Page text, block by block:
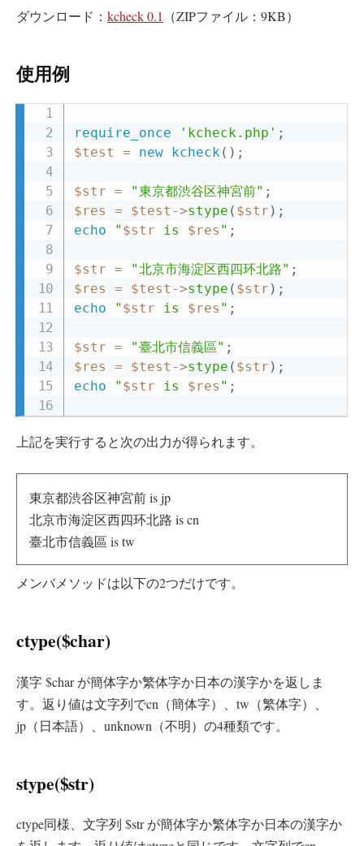
ダウンロード： kcheck 0.1 （ZIPファイル：9KB）
使用例
require_once 'kcheck.php' ;
$test
= new kcheck( ) ;
$str = "東京都渋谷区神宮前" ;
$res
= $test ->stype ( $str ) ;
echo
" $str is $res " ;
$str = "北京市海淀区西四环北路" ;
$res
= $test ->stype ( $str ) ;
echo
" $str is $res " ;
$str = "臺北市信義區" ;
$res
= $test ->stype ( $str ) ;
echo
" $str is $res " ;
上記を実行すると次の出力が得られます。
東京都渋谷区神宮前 is jp
北京市海淀区西四环北路 is cn
臺北市信義區 is tw
メンバメソッドは以下の2つだけです。
ctype($char)
漢字 $char が簡体字か繁体字か日本の漢字かを返しま
す。返り値は文字列でcn（簡体字）、tw（繁体字）、
jp（日本語）、unknown（不明）の4種類です。
stype($str)
ctype同様、文字列 $str が簡体字か繁体字か日本の漢字か